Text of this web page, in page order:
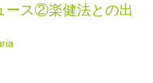
ス②楽健法との出